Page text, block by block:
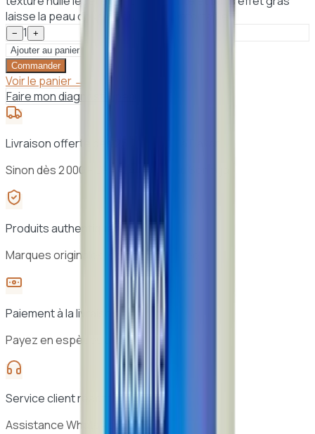
laisse la peau douce, souple et confortable.
− 1
+
Ajouter au panier
Commander
Voir le panier →
Faire mon diagnostic peau
Livraison offerte dès 25 000 F CFA à Dakar
Sinon dès 2 000 F CFA · 24h à 48h au Sénégal
Produits authentiques
Marques originales, sélection vérifiée
Paiement à la livraison
Payez en espèces à la réception
Service client réactif
Assistance WhatsApp 7j/7